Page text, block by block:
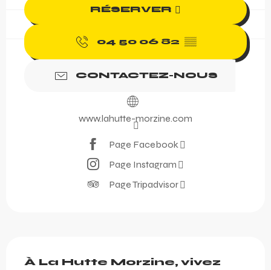
RÉSERVER
04 50 06 82 ▒▒
CONTACTEZ-NOUS
www.lahutte-morzine.com
Page Facebook
Page Instagram
Page Tripadvisor
À La Hutte Morzine, vivez